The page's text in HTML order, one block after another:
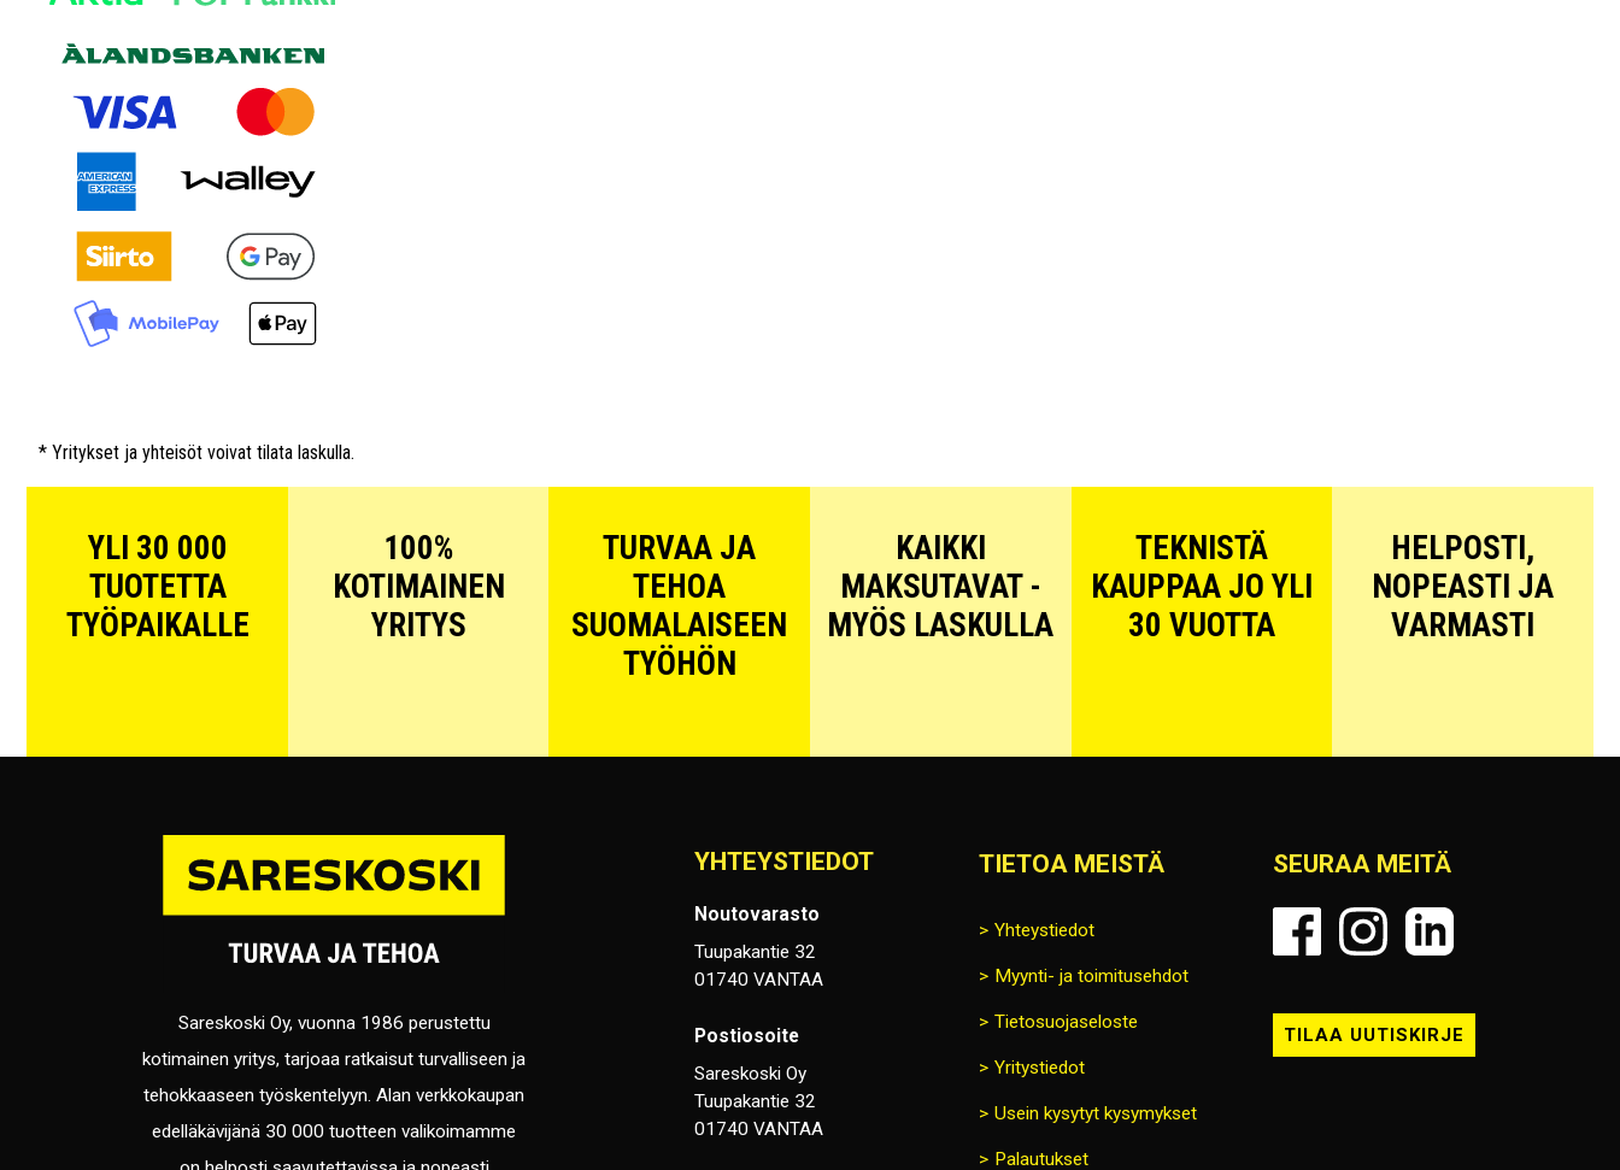
* Yritykset ja yhteisöt voivat tilata laskulla.
YLI 30 000
TUOTETTA
TYÖPAIKALLE
100%
KOTIMAINEN
YRITYS
TURVAA JA
TEHOA
SUOMALAISEEN
TYÖHÖN
KAIKKI
MAKSUTAVAT -
MYÖS LASKULLA
TEKNISTÄ
KAUPPAA JO YLI
30 VUOTTA
HELPOSTI,
NOPEASTI JA
VARMASTI
Sareskoski Oy, vuonna 1986 perustettu
kotimainen yritys, tarjoaa ratkaisut turvalliseen ja
tehokkaaseen työskentelyyn. Alan verkkokaupan
edelläkävijänä 30 000 tuotteen valikoimamme
YHTEYSTIEDOT
Noutovarasto
Tuupakantie 32
01740 VANTAA
Postiosoite
Sareskoski Oy
Tuupakantie 32
01740 VANTAA
TIETOA MEISTÄ
Yhteystiedot
Myynti- ja toimitusehdot
Tietosuojaseloste
Yritystiedot
Usein kysytyt kysymykset
Palautukset
SEURAA MEITÄ
TILAA UUTISKIRJE